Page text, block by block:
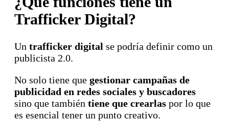
Trafficker Digital?
Un trafficker digital se podría definir como un
publicista 2.0.
No solo tiene que gestionar campañas de
publicidad en redes sociales y buscadores
sino que también tiene que crearlas por lo que
es esencial tener un punto creativo.